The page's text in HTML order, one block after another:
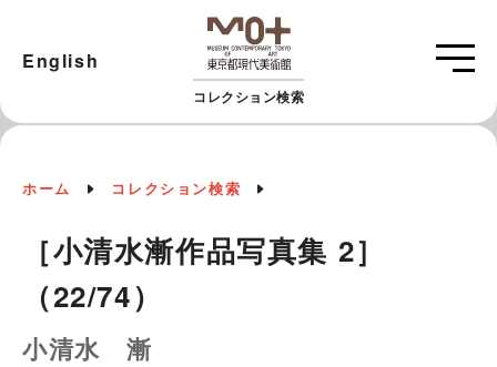
コレクション検索
English
ホーム コレクション検索
［小清水漸作品写真集 2］
（22/74）
小清水 漸